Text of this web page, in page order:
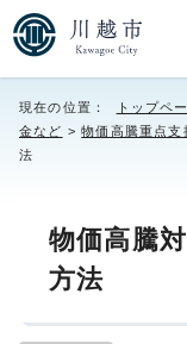
現在の位置： トップペ
金など >物価高騰重点支
法
物価高騰
方法